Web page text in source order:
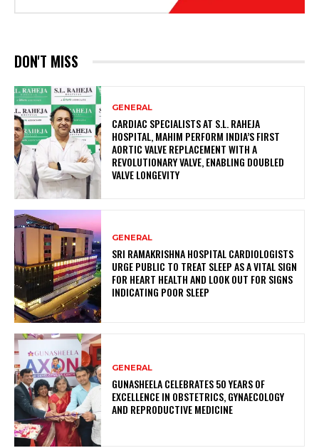
DON'T MISS
GENERAL
CARDIAC SPECIALISTS AT S.L. RAHEJA
HOSPITAL, MAHIM PERFORM INDIA’S FIRST
AORTIC VALVE REPLACEMENT WITH A
REVOLUTIONARY VALVE, ENABLING DOUBLED
VALVE LONGEVITY
GENERAL
SRI RAMAKRISHNA HOSPITAL CARDIOLOGISTS
URGE PUBLIC TO TREAT SLEEP AS A VITAL SIGN
FOR HEART HEALTH AND LOOK OUT FOR SIGNS
INDICATING POOR SLEEP
GENERAL
GUNASHEELA CELEBRATES 50 YEARS OF
EXCELLENCE IN OBSTETRICS, GYNAECOLOGY
AND REPRODUCTIVE MEDICINE